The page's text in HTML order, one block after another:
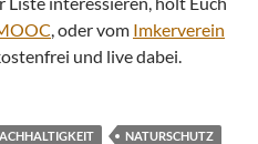
, oder vom Imkerverein
und live dabei.
NATURSCHUTZ